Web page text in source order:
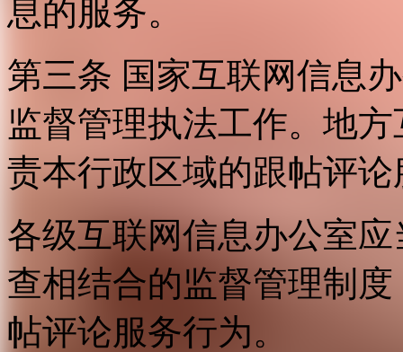
息的服务。
第三条 国家互联网信息
监督管理执法工作。地
责本行政区域的跟帖评
各级互联网信息办公室
查相结合的监督管理制
帖评论服务行为。